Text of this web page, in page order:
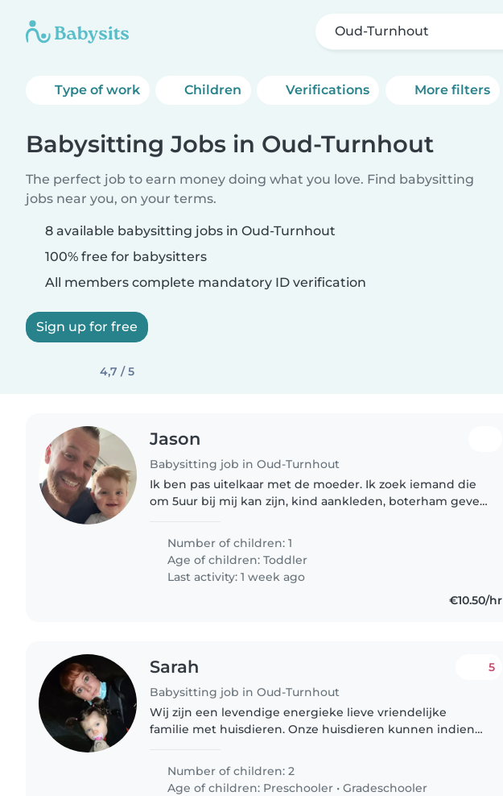
Oud-Turnhout
Type of work Children Verifications More filters
Babysitting Jobs in Oud-Turnhout
The perfect job to earn money doing what you love. Find babysitting
jobs near you, on your terms.
8 available babysitting jobs in Oud-Turnhout
100% free for babysitters
All members complete mandatory ID verification
Sign up for free
4,7 / 5
Jason
Babysitting job in Oud-Turnhout
Ik ben pas uitelkaar met de moeder. Ik zoek iemand die
om 5uur bij mij kan zijn, kind aankleden, boterham geven
naar school..
Number of children: 1
Age of children:Toddler
Last activity: 1 week ago
€10.50/hr
Sarah
Babysitting job in Oud-Turnhout
5
Wij zijn een levendige energieke lieve vriendelijke
familie met huisdieren. Onze huisdieren kunnen indien
Number of children: 2
Age of children: Preschooler •Gradeschooler